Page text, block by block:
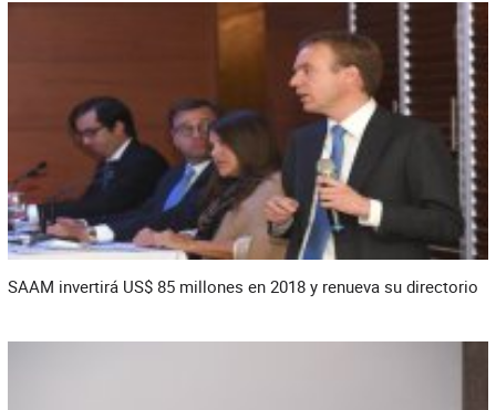
SAAM invertirá US$ 85 millones en 2018 y renueva su directorio